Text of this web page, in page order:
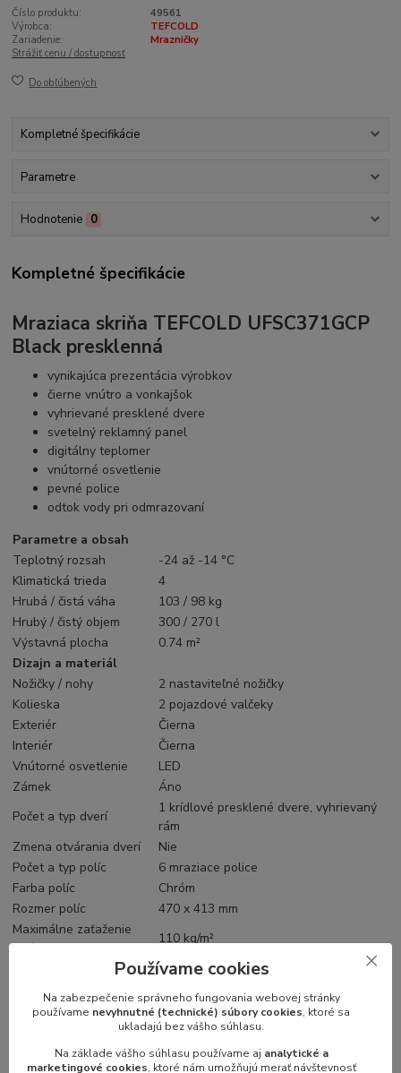
Číslo produktu:
49561
Výrobca:
TEFCOLD
Zariadenie:
Mrazničky
Strážiť cenu / dostupnosť
Do obľúbených
Kompletné špecifikácie
Parametre
Hodnotenie 0
Kompletné špecifikácie
Mraziaca skriňa TEFCOLD UFSC371GCP
Black presklenná
vynikajúca prezentácia výrobkov
čierne vnútro a vonkajšok
vyhrievané presklené dvere
svetelný reklamný panel
digitálny teplomer
vnútorné osvetlenie
pevné police
odtok vody pri odmrazovaní
Parametre a obsah
Teplotný rozsah
-24 až -14 °C
Klimatická trieda
4
Hrubá / čistá váha
103 / 98 kg
Hrubý / čistý objem
300 / 270 l
Výstavná plocha
0.74 m²
Dizajn a materiál
Nožičky / nohy
2 nastaviteľné nožičky
Kolieska
2 pojazdové valčeky
Exteriér
Čierna
Interiér
Čierna
Vnútorné osvetlenie
LED
Zámek
Áno
Počet a typ dverí
1 krídlové presklené dvere, vyhrievaný
rám
Zmena otvárania dverí
Nie
Počet a typ políc
6 mraziace police
Farba políc
Chróm
Rozmer políc
470 x 413 mm
Maximálne zaťaženie
políc
110 kg/m²
Tvar svetelnej nadstavbyTvar D
Chladenie a funkcie
Typ ovládania
Mechanické
Statické
Typ odmrazovania
Manuálne
Používame cookies
Na zabezpečenie správneho fungovania webovej stránky
používame nevyhnutné (technické) súbory cookies, ktoré sa
ukladajú bez vášho súhlasu.
Na základe vášho súhlasu používame aj analytické a
marketingové cookies, ktoré nám umožňujú merať návštevnosť